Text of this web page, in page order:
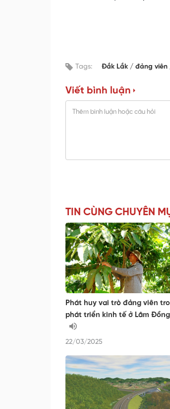
Tags: Đắk Lắk đảng viên
Viết bình luận
TIN CÙNG CHUYÊN
Phát huy vai trò đảng viên
phát triển kinh tế ở Lâm Đồng
22/03/2025